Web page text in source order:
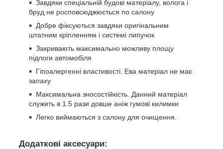
Завдяки спеціальній будові матеріалу, волога і
бруд не росповсюджюється по салону
Добре фіксуються завдяки оригінальним
штатним кріпленням і системі липучок
Закривають максимально можливу площу
підлоги автомобіля
Гіпоалергенні властивості. Ева матеріал не має
запаху
Максимальна зносостійкість. Данний матеріал
служить в 1.5 рази довше аніж гумові килимки
Легко виймаються з салону для очищення.
Додаткові аксесуари: